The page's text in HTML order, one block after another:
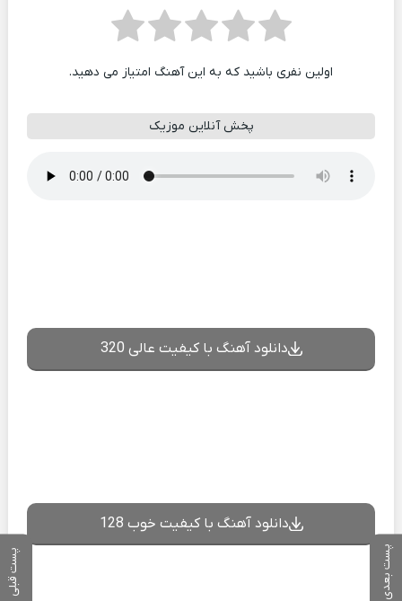
پست بعدی پست قبلی
اولین نفری باشید که به این آهنگ امتیاز می دهید.
پخش آنلاین موزیک
دانلود آهنگ با کیفیت عالی 320
دانلود آهنگ با کیفیت خوب 128